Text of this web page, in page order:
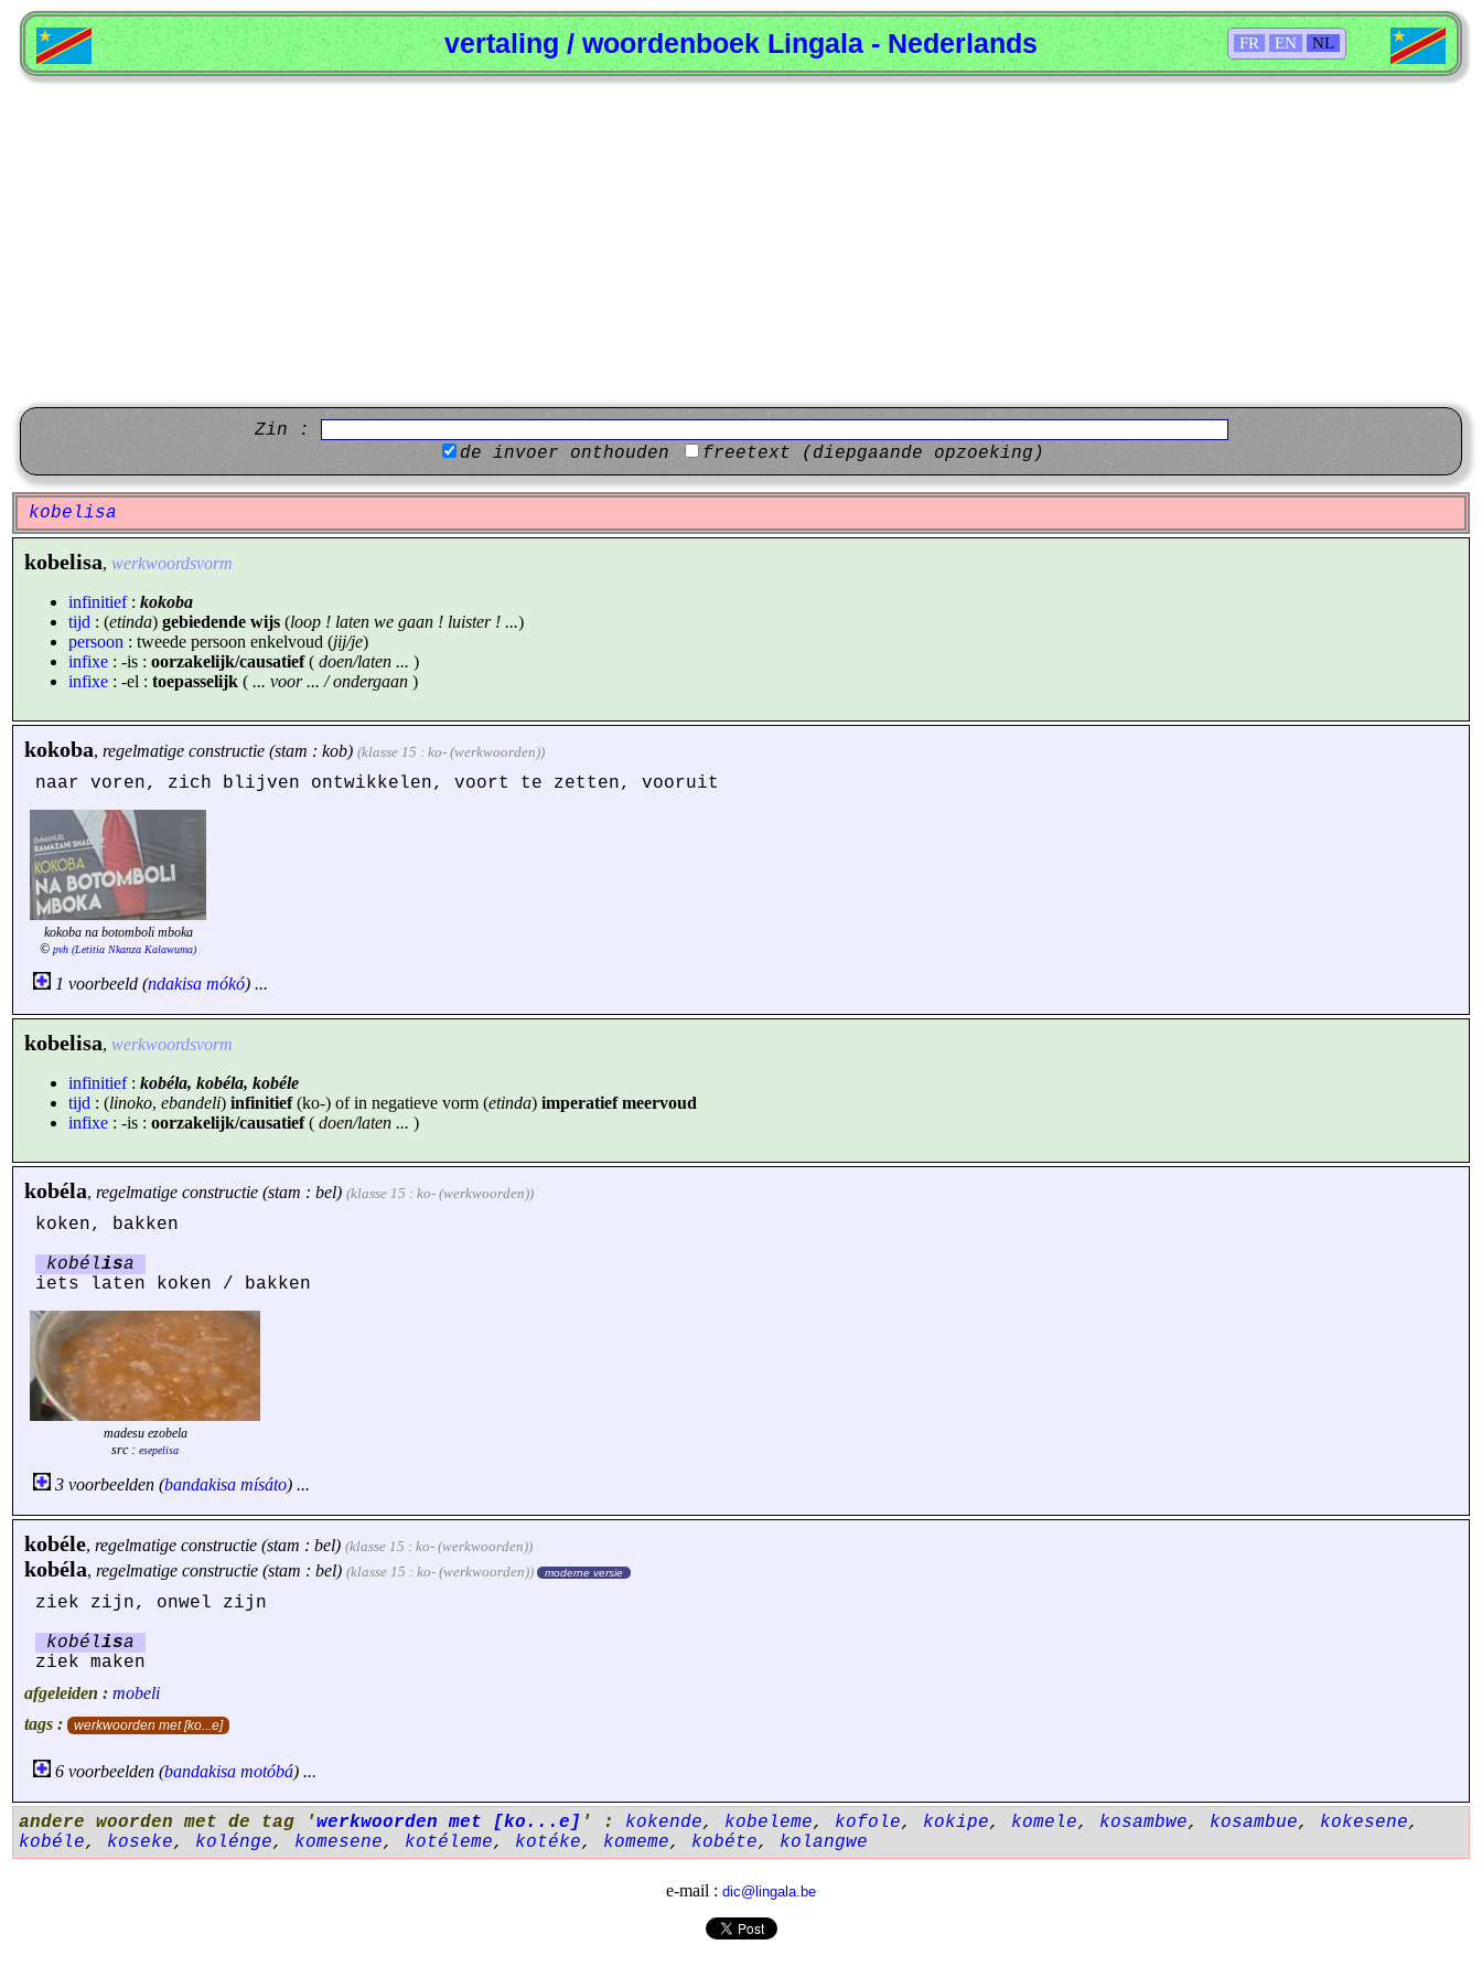
FR EN NL
vertaling / woordenboek Lingala - Nederlands
Zin :
de invoer onthouden
freetext (diepgaande opzoeking)
kobelisa
kobelisa, werkwoordsvorm
infinitief: kokoba
tijd : (etinda) gebiedende wijs (loop ! laten we gaan ! luister ! ...)
persoon : tweede persoon enkelvoud (jij/je)
infixe : -is : oorzakelijk/causatief( doen/laten ... )
infixe : -el : toepasselijk ( ... voor ... / ondergaan )
kokoba, regelmatige constructie (stam : kob) (klasse 15 : ko- (werkwoorden))
naar voren, zich blijven ontwikkelen, voort te zetten, vooruit
kokoba na botomboli mboka
© pvh (Letitia Nkanza Kalawuma)
1 voorbeeld (ndakisa mókó) ...
kobelisa, werkwoordsvorm
infinitief: kobéla, kobéla, kobéle
tijd : (linoko, ebandeli) infinitief(ko-) of in negatieve vorm (etinda) imperatief meervoud
infixe : -is : oorzakelijk/causatief( doen/laten ... )
kobéla, regelmatige constructie (stam : bel) (klasse 15 : ko- (werkwoorden))
koken, bakken
kobélisa
iets laten koken / bakken
madesu ezobela
src : esepelisa
3 voorbeelden (bandakisa mísáto) ...
kobéle, regelmatige constructie (stam : bel) (klasse 15 : ko- (werkwoorden))
kobéla, regelmatige constructie (stam : bel) (klasse 15 : ko- (werkwoorden)) moderne versie
ziek zijn, onwel zijn
kobélisa
ziek maken
afgeleiden : mobeli
tags :
werkwoorden met [ko...e]
6 voorbeelden (bandakisa motóbá) ...
andere woorden met de tag 'werkwoorden met [ko...e] ' : kokende, kobeleme, kofole, kokipe, komele, kosambwe, kosambue, kokesene,
kobéle, koseke, kolénge, komesene, kotéleme, kotéke, komeme, kobéte, kolangwe
e-mail : dic@lingala.be